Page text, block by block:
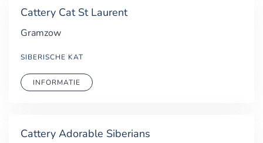
Cattery Cat St Laurent
Gramzow
SIBERISCHE KAT
INFORMATIE
Cattery Adorable Siberians